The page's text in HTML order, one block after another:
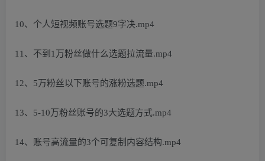
10、个人短视频账号选题9字决.mp4
11、不到1万粉丝做什么选题拉流量.mp4
12、5万粉丝以下账号的涨粉选题.mp4
13、5-10万粉丝账号的3大选题方式.mp4
14、账号高流量的3个可复制内容结构.mp4